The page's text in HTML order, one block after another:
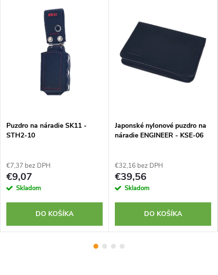
Puzdro na náradie SK11 -
STH2-10
€7,37 bez DPH
€9,07
Skladom
DO KOŠÍKA
Japonské nylonové puzdro na
náradie ENGINEER - KSE-06
€32,16 bez DPH
€39,56
Skladom
DO KOŠÍKA